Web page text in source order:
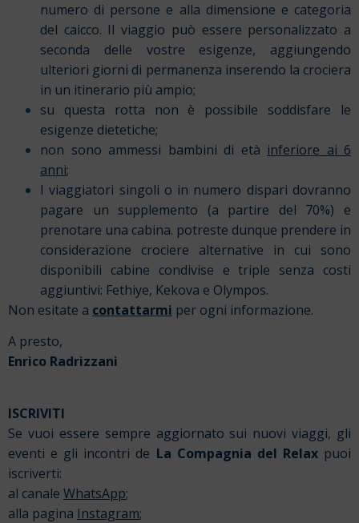
numero di persone e alla dimensione e categoria
del caicco. Il viaggio può essere personalizzato a
seconda delle vostre esigenze, aggiungendo
ulteriori giorni di permanenza inserendo la crociera
in un itinerario più ampio;
su questa rotta non è possibile soddisfare le
esigenze dietetiche;
non sono ammessi bambini di età inferiore ai 6
anni;
I viaggiatori singoli o in numero dispari dovranno
pagare un supplemento (a partire del 70%) e
prenotare una cabina. potreste dunque prendere in
considerazione crociere alternative in cui sono
disponibili cabine condivise e triple senza costi
aggiuntivi: Fethiye, Kekova e Olympos.
Non esitate a contattarmi per ogni informazione.
A presto,
Enrico Radrizzani
ISCRIVITI
Se vuoi essere sempre aggiornato sui nuovi viaggi, gli
eventi e gli incontri de La Compagnia del Relax puoi
iscriverti:
al canale WhatsApp;
alla pagina Instagram;